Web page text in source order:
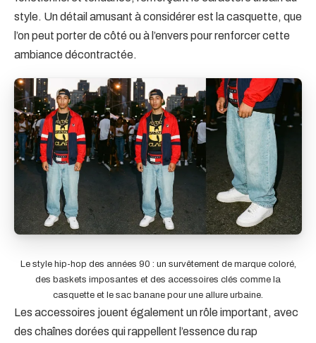
style. Un détail amusant à considérer est la casquette, que
l’on peut porter de côté ou à l’envers pour renforcer cette
ambiance décontractée.
Le style hip-hop des années 90 : un survêtement de marque coloré,
des baskets imposantes et des accessoires clés comme la
casquette et le sac banane pour une allure urbaine.
Les accessoires jouent également un rôle important, avec
des chaînes dorées qui rappellent l’essence du rap